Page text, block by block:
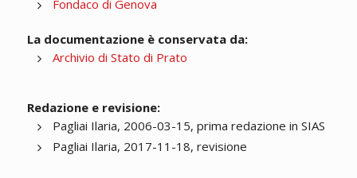
Fondaco di Genova
La documentazione è conservata da:
Archivio di Stato di Prato
Redazione e revisione:
Pagliai Ilaria, 2006-03-15, prima redazione in SIAS
Pagliai Ilaria, 2017-11-18, revisione